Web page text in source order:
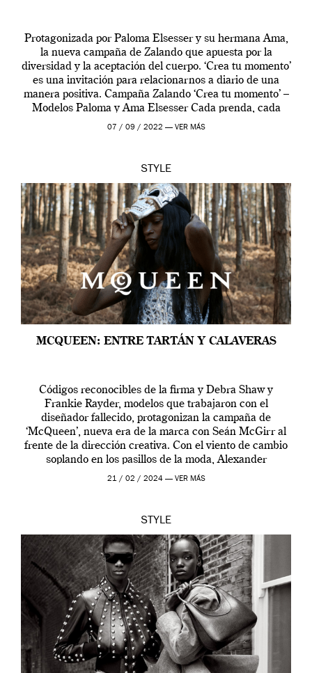
Protagonizada por Paloma Elsesser y su hermana Ama,
la nueva campaña de Zalando que apuesta por la
diversidad y la aceptación del cuerpo. ‘Crea tu momento’
es una invitación para relacionarnos a diario de una
manera positiva. Campaña Zalando ‘Crea tu momento’ –
Modelos Paloma y Ama Elsesser Cada prenda, cada
outfit, cada momento, caracteriza […]
07 / 09 / 2022 — VER MÁS
STYLE
MCQUEEN: ENTRE TARTÁN Y CALAVERAS
Códigos reconocibles de la firma y Debra Shaw y
Frankie Rayder, modelos que trabajaron con el
diseñador fallecido, protagonizan la campaña de
‘McQueen’, nueva era de la marca con Seán McGirr al
frente de la dirección creativa. Con el viento de cambio
soplando en los pasillos de la moda, Alexander
McQueen se prepara para una […]
21 / 02 / 2024 — VER MÁS
STYLE